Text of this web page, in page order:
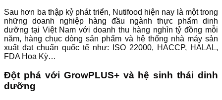
Sau hơn ba thập kỷ phát triển, Nutifood hiện nay là một trong
những doanh nghiệp hàng đầu ngành thực phẩm dinh
dưỡng tại Việt Nam với doanh thu hàng nghìn tỷ đồng mỗi
năm, hàng chục dòng sản phẩm và hệ thống nhà máy sản
xuất đạt chuẩn quốc tế như: ISO 22000, HACCP, HALAL,
FDA Hoa Kỳ…
Đột phá với GrowPLUS+ và hệ sinh thái dinh
dưỡng